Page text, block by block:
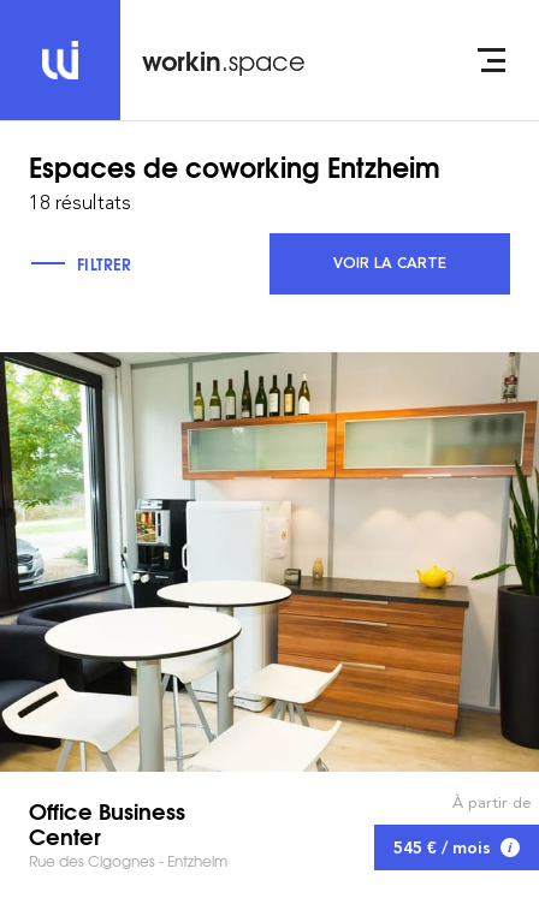
workin.space
Espaces de coworking Entzheim
18 résultats
FILTRER VOIR LA CARTE
Office Business
Center
Rue des Cigognes - Entzheim
À partir de
545 € / mois